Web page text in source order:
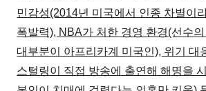
민감성(2014년 미국에서 인종 차별이
폭발력), NBA가 처한 경영 환경(선수
대부분이 아프리카계 미국인), 위기 대
스털링이 직접 방송에 출연해 해명을